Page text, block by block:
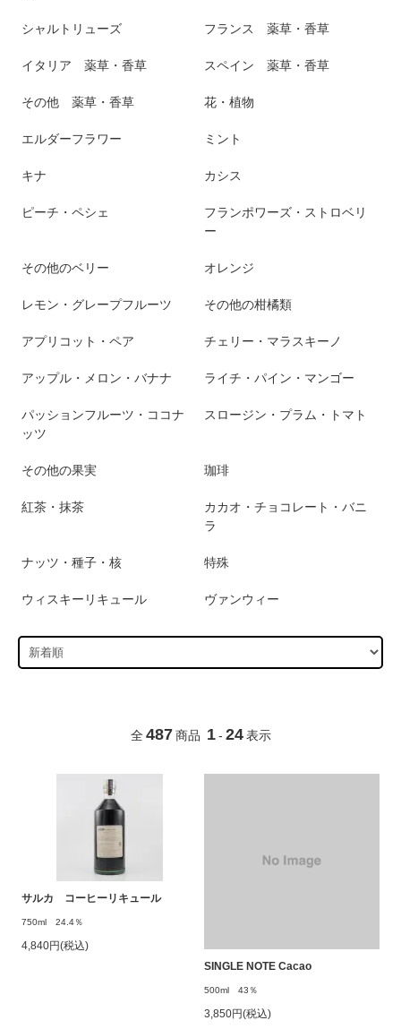
シャルトリューズ フランス 薬草・香草
イタリア 薬草・香草 スペイン 薬草・香草
その他 薬草・香草 花・植物
エルダーフラワー ミント
キナ カシス
ピーチ・ペシェ
フランポワーズ・ストロベリ
ー
その他のベリー オレンジ
レモン・グレープフルーツ その他の柑橘類
アプリコット・ペア チェリー・マラスキーノ
アップル・メロン・バナナ ライチ・パイン・マンゴー
パッションフルーツ・ココナ
ッツ
スロージン・プラム・トマト
その他の果実 珈琲
紅茶・抹茶
カカオ・チョコレート・バニ
ラ
ナッツ・種子・核 特殊
ウィスキーリキュール ヴァンウィー
全 487 商品 1 - 24 表示
サルカ コーヒーリキュール
750ml 24.4％
4,840円(税込)
SINGLE NOTE Cacao
500ml 43％
3,850円(税込)